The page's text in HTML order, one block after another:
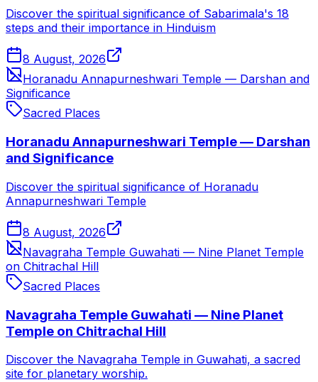
Discover the spiritual significance of Sabarimala's 18
steps and their importance in Hinduism
8 August, 2026
Horanadu Annapurneshwari Temple — Darshan and
Significance
Sacred Places
Horanadu Annapurneshwari Temple — Darshan
and Significance
Discover the spiritual significance of Horanadu
Annapurneshwari Temple
8 August, 2026
Navagraha Temple Guwahati — Nine Planet Temple
on Chitrachal Hill
Sacred Places
Navagraha Temple Guwahati — Nine Planet
Temple on Chitrachal Hill
Discover the Navagraha Temple in Guwahati, a sacred
site for planetary worship.